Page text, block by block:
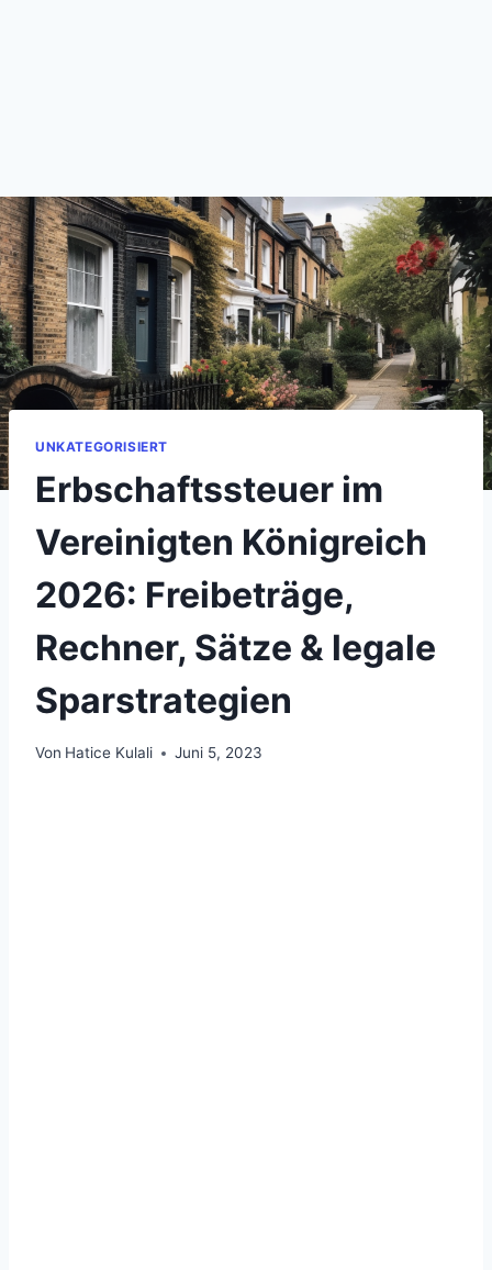
UNKATEGORISIERT
Erbschaftssteuer im
Vereinigten Königreich
2026: Freibeträge,
Rechner, Sätze & legale
Sparstrategien
Von Hatice Kulali Juni 5, 2023